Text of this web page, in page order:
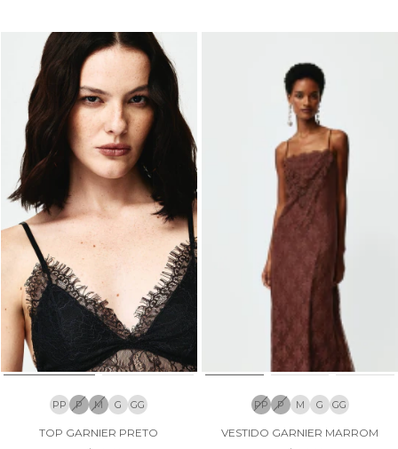
PP P M G GG
TOP GARNIER PRETO
PP P M G GG
VESTIDO GARNIER MARROM